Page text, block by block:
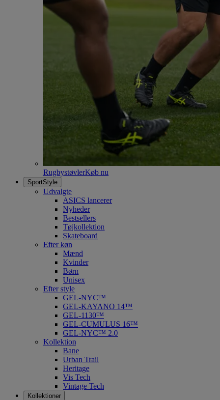
RugbystøvlerKøb nu
SportStyle
Udvalgte
ASICS lancerer
Nyheder
Bestsellers
Tøjkollektion
Skateboard
Efter køn
Mænd
Kvinder
Børn
Unisex
Efter style
GEL-NYC™
GEL-KAYANO 14™
GEL-1130™
GEL-CUMULUS 16™
GEL-NYC™ 2.0
Kollektion
Bane
Urban Trail
Heritage
Vis Tech
Vintage Tech
Kollektioner